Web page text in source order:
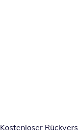
Kostenloser